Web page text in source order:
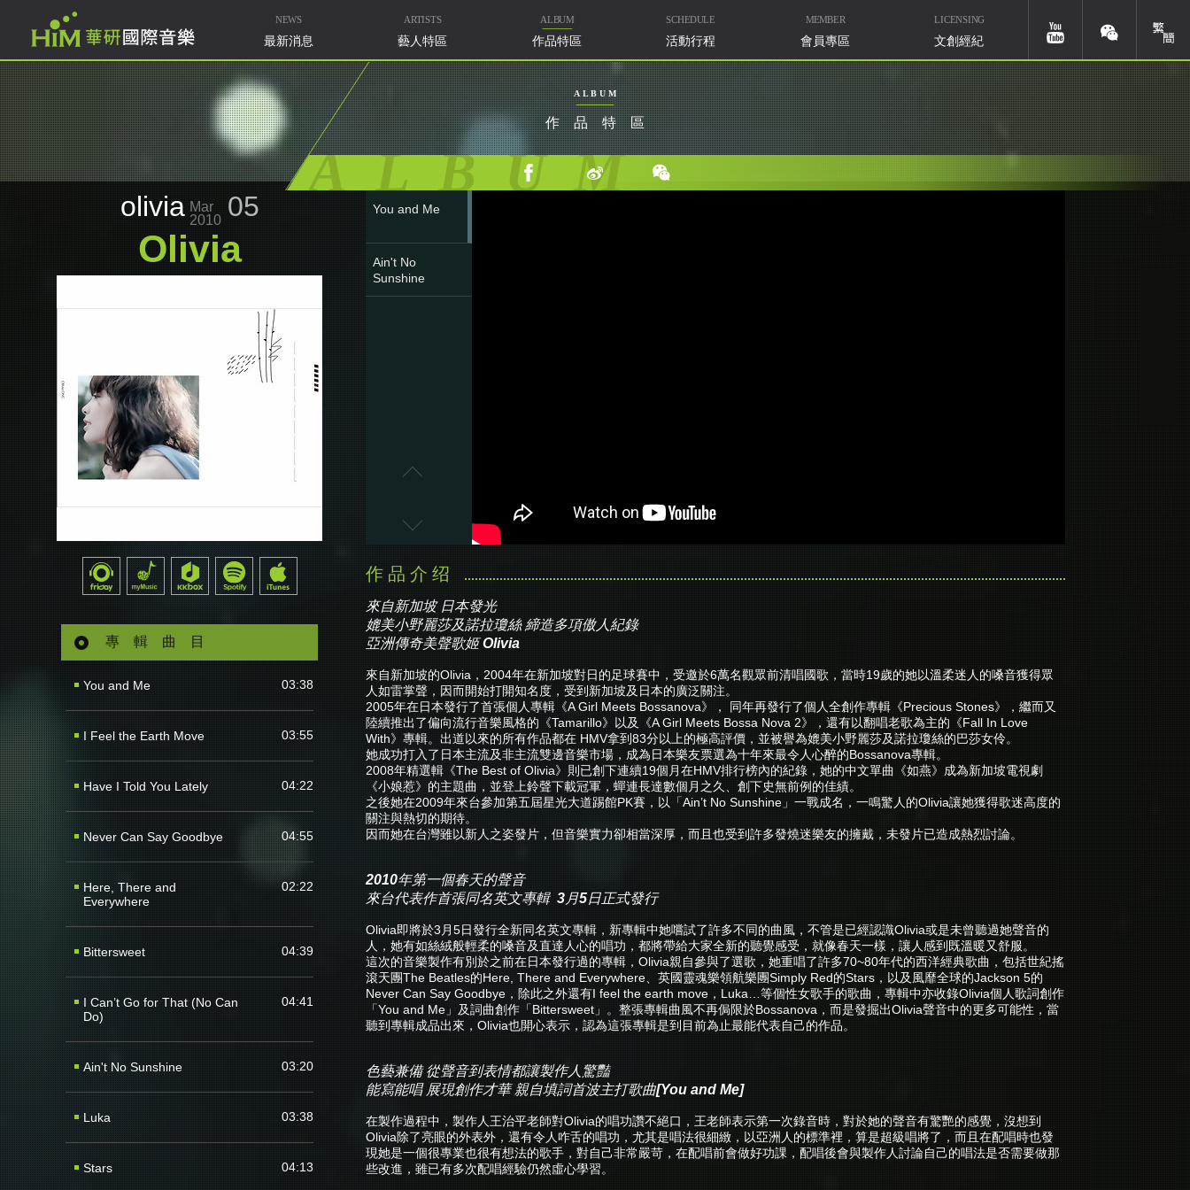
NEWS
最新消息
ARTISTS
藝人特區
ALBUM
作品特區
SCHEDULE
活動行程
MEMBER
會員專區
LICENSING
文創經紀
youtube weixin 簡體
作品特區
ALBUM
ALBUM
olivia Mar
2010 05
Olivia
You and Me
Ain't No
Sunshine
來自新加坡 日本發光
媲美小野麗莎及諾拉瓊絲 締造多項傲人紀錄
亞洲傳奇美聲歌姬 Olivia
來自新加坡的Olivia，2004年在新加坡對日的足球賽中，受邀於6萬名觀眾前清唱國歌，當時19歲的她以溫柔迷人的嗓音獲得眾
人如雷掌聲，因而開始打開知名度，受到新加坡及日本的廣泛關注。
2005年在日本發行了首張個人專輯《A Girl Meets Bossanova》， 同年再發行了個人全創作專輯《Precious Stones》，繼而又
陸續推出了偏向流行音樂風格的《Tamarillo》以及《A Girl Meets Bossa Nova 2》，還有以翻唱老歌為主的《Fall In Love
With》專輯。出道以來的所有作品都在 HMV拿到83分以上的極高評價，並被譽為媲美小野麗莎及諾拉瓊絲的巴莎女伶。
她成功打入了日本主流及非主流雙邊音樂市場，成為日本樂友票選為十年來最令人心醉的Bossanova專輯。
2008年精選輯《The Best of Olivia》則已創下連續19個月在HMV排行榜內的紀錄，她的中文單曲《如燕》成為新加坡電視劇
《小娘惹》的主題曲，並登上鈴聲下載冠軍，蟬連長達數個月之久、創下史無前例的佳績。
之後她在2009年來台參加第五屆星光大道踢館PK賽，以「Ain’t No Sunshine」一戰成名，一鳴驚人的Olivia讓她獲得歌迷高度的
關注與熱切的期待。
因而她在台灣雖以新人之姿發片，但音樂實力卻相當深厚，而且也受到許多發燒迷樂友的擁戴，未發片已造成熱烈討論。
2010年第一個春天的聲音
來台代表作首張同名英文專輯 3月5日正式發行
Olivia即將於3月5日發行全新同名英文專輯，新專輯中她嚐試了許多不同的曲風，不管是已經認識Olivia或是未曾聽過她聲音的
人，她有如絲絨般輕柔的嗓音及直達人心的唱功，都將帶給大家全新的聽覺感受，就像春天一樣，讓人感到既溫暖又舒服。
這次的音樂製作有別於之前在日本發行過的專輯，Olivia親自參與了選歌，她重唱了許多70~80年代的西洋經典歌曲，包括世紀搖
滾天團The Beatles的Here, There and Everywhere、英國靈魂樂領航樂團Simply Red的Stars，以及風靡全球的Jackson 5的
Never Can Say Goodbye，除此之外還有I feel the earth move，Luka…等個性女歌手的歌曲，專輯中亦收錄Olivia個人歌詞創作
「You and Me」及詞曲創作「Bittersweet」。整張專輯曲風不再侷限於Bossanova，而是發掘出Olivia聲音中的更多可能性，當
聽到專輯成品出來，Olivia也開心表示，認為這張專輯是到目前為止最能代表自己的作品。
色藝兼備 從聲音到表情都讓製作人驚豔
能寫能唱 展現創作才華 親自填詞首波主打歌曲[You and Me]
在製作過程中，製作人王治平老師對Olivia的唱功讚不絕口，王老師表示第一次錄音時，對於她的聲音有驚艷的感覺，沒想到
Olivia除了亮眼的外表外，還有令人咋舌的唱功，尤其是唱法很細緻，以亞洲人的標準裡，算是超級唱將了，而且在配唱時也發
現她是一個很專業也很有想法的歌手，對自己非常嚴苛，在配唱前會做好功課，配唱後會與製作人討論自己的唱法是否需要做那
些改進，雖已有多次配唱經驗仍然虛心學習。
專輯曲目
You and Me 03:38
I Feel the Earth Move 03:55
Have I Told You Lately 04:22
Never Can Say Goodbye 04:55
Here, There and
Everywhere
02:22
Bittersweet 04:39
I Can’t Go for That (No Can
Do)
04:41
Ain't No Sunshine 03:20
Luka 03:38
Stars 04:13